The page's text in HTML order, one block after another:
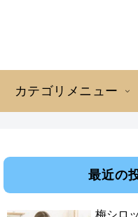
カテゴリメニュー
最近の
梅シロ